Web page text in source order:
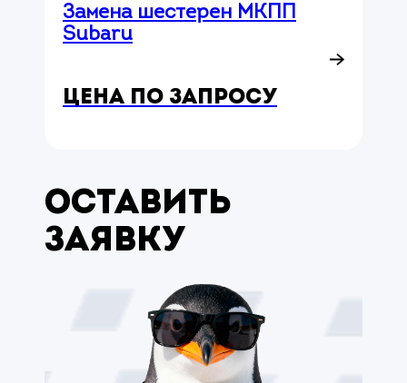
Замена шестерен МКПП
Subaru
Цена по запросу
Оставить
заявку